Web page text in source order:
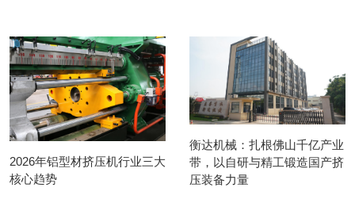
2026年铝型材挤压机行业三大
核心趋势
衡达机械：扎根佛山千亿产业
带，以自研与精工锻造国产挤
压装备力量